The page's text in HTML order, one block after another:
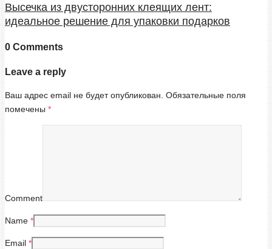
Высечка из двусторонних клеящих лент:
идеальное решение для упаковки подарков
0 Comments
Leave a reply
Ваш адрес email не будет опубликован. Обязательные поля
помечены *
Comment
Name *
Email *